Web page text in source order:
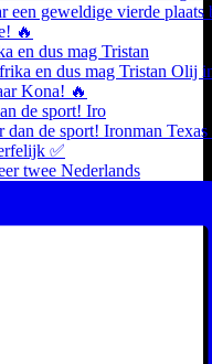
en dus mag Tristan
de sport! Iro
twee Nederlands